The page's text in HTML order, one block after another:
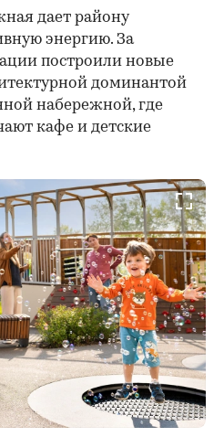
дает району
энергию. За
построили новые
доминантой
набережной, где
кафе и детские